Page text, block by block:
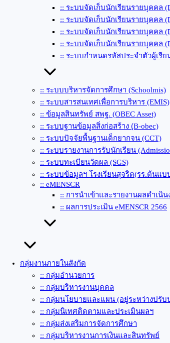
:: ระบบจัดเก็บนักเรียนรายบุคคล
:: ระบบจัดเก็บนักเรียนรายบุคคล
:: ระบบจัดเก็บนักเรียนรายบุคคล
:: ระบบจัดเก็บนักเรียนรายบุคคล
:: ระบบกำหนดรหัสประจำตัวผู้เรีย
:: ระบบบริหารจัดการศึกษา (Schoolmis)
:: ระบบสารสนเทศเพื่อการบริหาร (EMIS)
:: ข้อมูลสินทรัพย์ สพฐ. (OBEC Asset)
:: ระบบฐานข้อมูลสิ่งก่อสร้าง (ฺB-obec)
:: ระบบปัจจัยพื้นฐานเด็กยากจน (CCT)
:: ระบบรายงานการรับนักเรียน
:: ระบบทะเบียนวัดผล (SGS)
:: ระบบข้อมูลฯ โรงเรียนสุจริต(รร.ต้นแบ
:: eMENSCR
:: การนำเข้าและรายงานผลดำเนิ
:: ผลการประเมิน eMENSCR 2566
กลุ่มงานภายในสังกัด
:: กลุ่มอำนวยการ
:: กลุ่มบริหารงานบุคคล
:: กลุ่มนโยบายและแผน (อยู่ระหว่างปรับ
:: กลุ่มนิเทศติดตามและประเมินผลฯ
:: กลุ่มส่งเสริมการจัดการศึกษา
:: กลุ่มบริหารงานการเงินและสินทรัพย์